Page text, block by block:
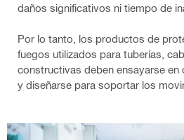
daños significativos ni tiempo de
Por lo tanto, los productos de
fuegos utilizados para tuberías,
constructivas deben ensayarse en
y diseñarse para soportar los